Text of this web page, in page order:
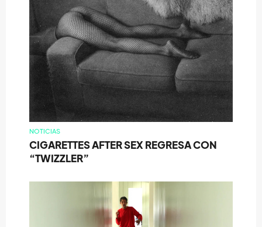
NOTICIAS
CIGARETTES AFTER SEX REGRESA CON
“TWIZZLER”